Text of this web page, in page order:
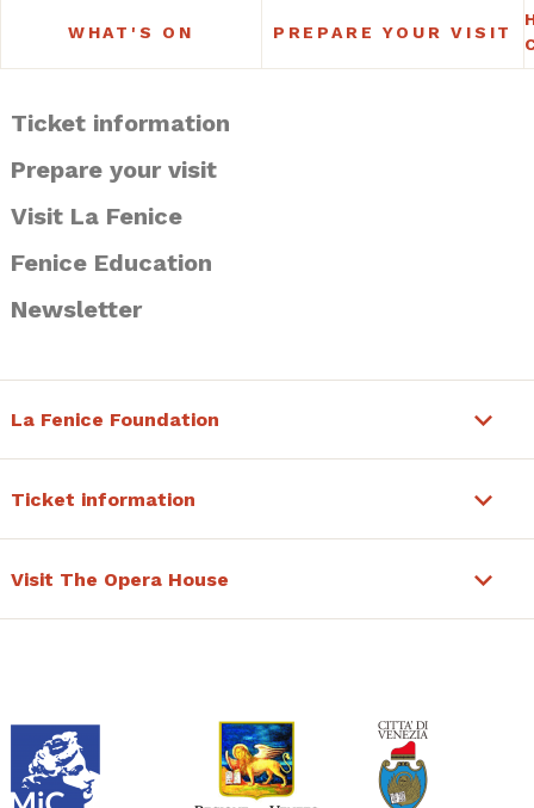
WHAT'S ON PREPARE YOUR VISIT
Ticket information
Prepare your visit
Visit La Fenice
Fenice Education
Newsletter
La Fenice Foundation
Ticket information
Visit The Opera House